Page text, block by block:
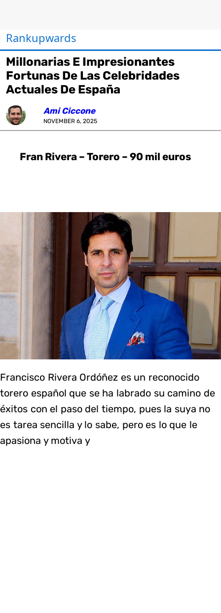
Rankupwards
Millonarias E Impresionantes
Fortunas De Las Celebridades
Actuales De España
Ami Ciccone
NOVEMBER 6, 2025
Fran Rivera – Torero – 90 mil euros
Francisco Rivera Ordóñez es un reconocido
torero español que se ha labrado su camino de
éxitos con el paso del tiempo, pues la suya no
es tarea sencilla y lo sabe, pero es lo que le
apasiona y motiva y